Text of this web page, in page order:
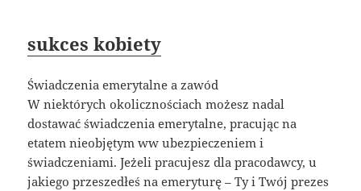
sukces kobiety
Świadczenia emerytalne a zawód
W niektórych okolicznościach możesz nadal
dostawać świadczenia emerytalne, pracując na
etatem nieobjętym ww ubezpieczeniem i
świadczeniami. Jeżeli pracujesz dla pracodawcy, u
jakiego przeszedłeś na emeryturę – Ty i Twój prezes